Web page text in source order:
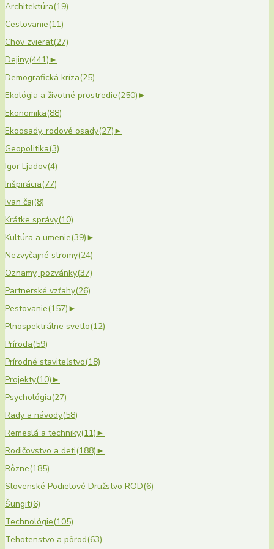
Architektúra(19)
Cestovanie(11)
Chov zvierat(27)
Dejiny(441)►
Demografická kríza(25)
Ekológia a životné prostredie(250)►
Ekonomika(88)
Ekoosady, rodové osady(27)►
Geopolitika(3)
Igor Ljadov(4)
Inšpirácia(77)
Ivan čaj(8)
Krátke správy(10)
Kultúra a umenie(39)►
Nezvyčajné stromy(24)
Oznamy, pozvánky(37)
Partnerské vzťahy(26)
Pestovanie(157)►
Plnospektrálne svetlo(12)
Príroda(59)
Prírodné staviteľstvo(18)
Projekty(10)►
Psychológia(27)
Rady a návody(58)
Remeslá a techniky(11)►
Rodičovstvo a deti(188)►
Rôzne(185)
Slovenské Podielové Družstvo ROD(6)
Šungit(6)
Technológie(105)
Tehotenstvo a pôrod(63)